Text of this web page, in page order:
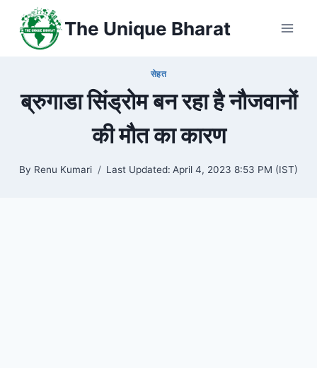
content
The Unique Bharat
सेहत
ब्रुगाडा सिंड्रोम बन रहा है नौजवानों
की मौत का कारण
By Renu Kumari Last Updated: April 4, 2023 8:53 PM (IST)